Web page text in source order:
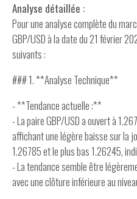
Analyse détaillée :
Pour une analyse complète du
GBP/USD à la date du 21 février
suivants :
### 1. **Analyse Technique**
- **Tendance actuelle :**
- La paire GBP/USD a ouvert à
affichant une légère baisse sur la
1.26785 et le plus bas 1.26245,
- La tendance semble être
avec une clôture inférieure au